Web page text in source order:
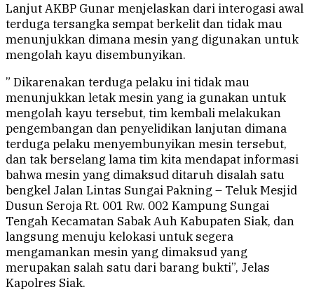
Lanjut AKBP Gunar menjelaskan dari interogasi awal
terduga tersangka sempat berkelit dan tidak mau
menunjukkan dimana mesin yang digunakan untuk
mengolah kayu disembunyikan.
” Dikarenakan terduga pelaku ini tidak mau
menunjukkan letak mesin yang ia gunakan untuk
mengolah kayu tersebut, tim kembali melakukan
pengembangan dan penyelidikan lanjutan dimana
terduga pelaku menyembunyikan mesin tersebut,
dan tak berselang lama tim kita mendapat informasi
bahwa mesin yang dimaksud ditaruh disalah satu
bengkel Jalan Lintas Sungai Pakning – Teluk Mesjid
Dusun Seroja Rt. 001 Rw. 002 Kampung Sungai
Tengah Kecamatan Sabak Auh Kabupaten Siak, dan
langsung menuju kelokasi untuk segera
mengamankan mesin yang dimaksud yang
merupakan salah satu dari barang bukti”, Jelas
Kapolres Siak.